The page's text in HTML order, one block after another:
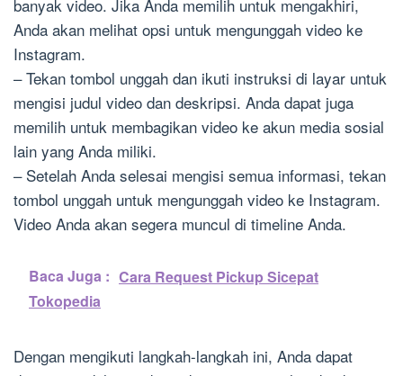
banyak video. Jika Anda memilih untuk mengakhiri,
Anda akan melihat opsi untuk mengunggah video ke
Instagram.
– Tekan tombol unggah dan ikuti instruksi di layar untuk
mengisi judul video dan deskripsi. Anda dapat juga
memilih untuk membagikan video ke akun media sosial
lain yang Anda miliki.
– Setelah Anda selesai mengisi semua informasi, tekan
tombol unggah untuk mengunggah video ke Instagram.
Video Anda akan segera muncul di timeline Anda.
Baca Juga : Cara Request Pickup Sicepat
Tokopedia
Dengan mengikuti langkah-langkah ini, Anda dapat